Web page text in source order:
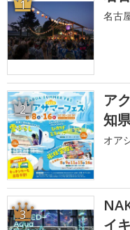
1
名古
2
ア
知
オア
3
イ